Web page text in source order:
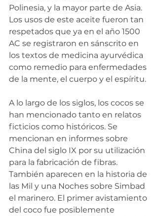
Polinesia, y la mayor parte de Asia.
Los usos de este aceite fueron tan
respetados que ya en el año 1500
AC se registraron en sánscrito en
los textos de medicina ayurvédica
como remedio para enfermedades
de la mente, el cuerpo y el espíritu.
A lo largo de los siglos, los cocos se
han mencionado tanto en relatos
ficticios como históricos. Se
mencionan en informes sobre
China del siglo IX por su utilización
para la fabricación de fibras.
También aparecen en la historia de
las Mil y una Noches sobre Simbad
el marinero. El primer avistamiento
del coco fue posiblemente